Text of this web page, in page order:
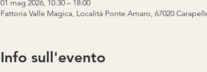
01 mag 2026, 10:30 – 18:00
Fattoria Valle Magica, Località Ponte Amaro, 67020
Info sull'evento